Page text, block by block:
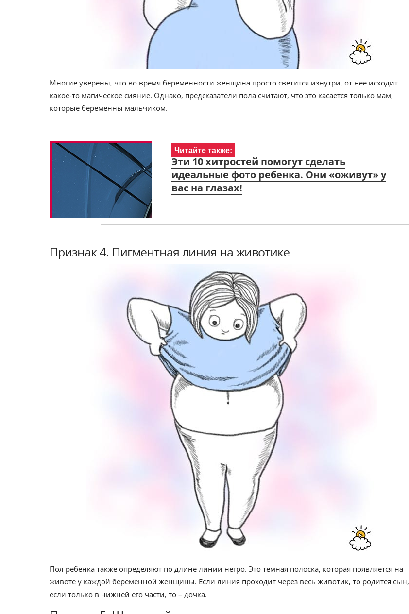
Многие уверены, что во время беременности женщина просто светится изнутри, от нее исходит
какое-то магическое сияние. Однако, предсказатели пола считают, что это касается только мам,
которые беременны мальчиком.
Читайте также:
Эти 10 хитростей помогут сделать
идеальные фото ребенка. Они «оживут» у
вас на глазах!
Признак 4. Пигментная линия на животике
Пол ребенка также определяют по длине линии негро. Это темная полоска, которая появляется на
животе у каждой беременной женщины. Если линия проходит через весь животик, то родится сын,
если только в нижней его части, то – дочка.